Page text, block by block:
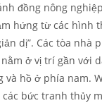
đồng nông
hứng từ các hình
dị”. Các tòa nhà
ở vị trí gần với
và hồ ở phía nam.
bức tranh thủy